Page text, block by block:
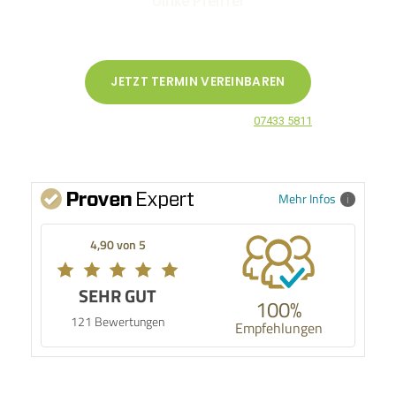
JETZT TERMIN VEREINBAREN
07433 5811
Mehr Infos
4,90 von 5
SEHR GUT
121 Bewertungen 100%
Empfehlungen